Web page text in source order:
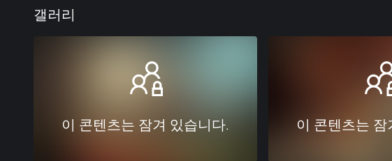
갤러리
이 콘텐츠는 잠겨 있습니다. 이 콘텐츠는 잠